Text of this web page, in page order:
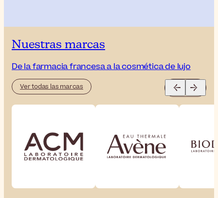
Nuestras marcas
De la farmacia francesa a la cosmética de lujo
Ver todas las marcas